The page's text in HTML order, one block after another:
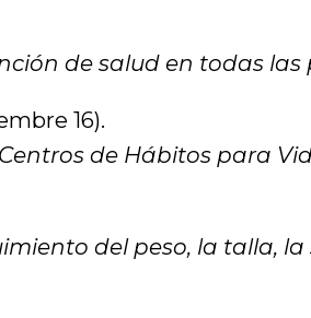
de salud en todas las
16).
de Hábitos para
del peso, la talla,